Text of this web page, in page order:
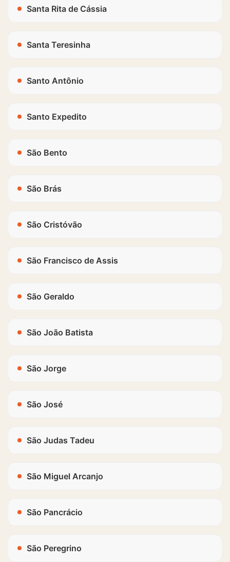
Santa Rita de Cássia
Santa Teresinha
Santo Antônio
Santo Expedito
São Bento
São Brás
São Cristóvão
São Francisco de Assis
São Geraldo
São João Batista
São Jorge
São José
São Judas Tadeu
São Miguel Arcanjo
São Pancrácio
São Peregrino